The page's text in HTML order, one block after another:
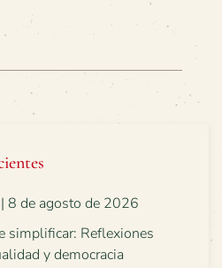
8 de agosto de 2026
simplificar: Reflexiones
y democracia